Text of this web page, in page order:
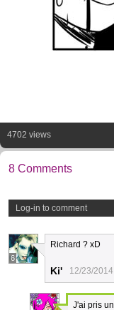
4702 views
8 Comments
Log-in to comment
6
Richard ? xD
Ki' 12/23/
J'ai pris